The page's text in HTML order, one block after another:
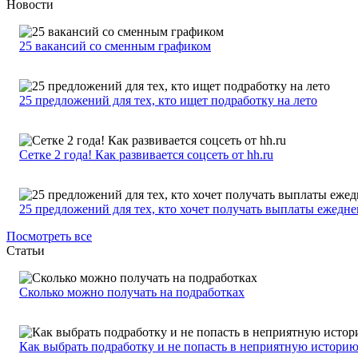
Новости
25 вакансий со сменным графиком
25 предложений для тех, кто ищет подработку на лето
Сетке 2 года! Как развивается соцсеть от hh.ru
25 предложений для тех, кто хочет получать выплаты
Посмотреть все
Статьи
Сколько можно получать на подработках
Как выбрать подработку и не попасть в неприятную историю